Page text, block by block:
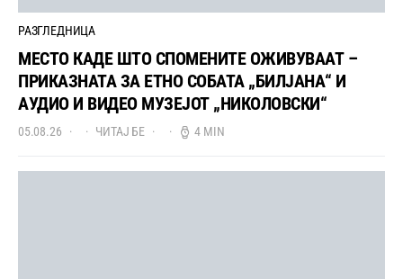
РАЗГЛЕДНИЦА
МЕСТО КАДЕ ШТО СПОМЕНИТЕ ОЖИВУВААТ –
ПРИКАЗНАТА ЗА ЕТНО СОБАТА „БИЛЈАНА“ И
АУДИО И ВИДЕО МУЗЕЈОТ „НИКОЛОВСКИ“
05.08.26 ЧИТАЈ БЕ 4 MIN